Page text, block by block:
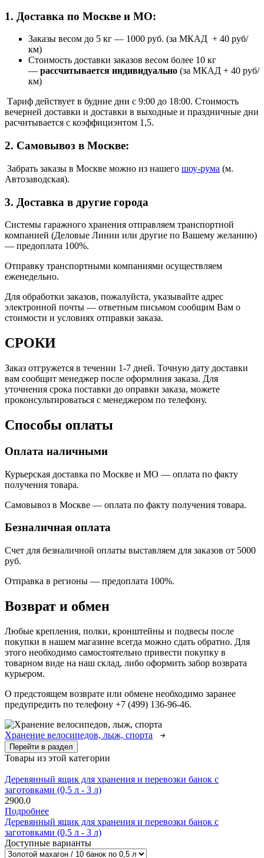
1. Доставка по Москве и МО:
Заказы весом до 5 кг — 1000 руб. (за МКАД + 40 руб/
км)
Стоимость доставки заказов весом более 10 кг
— рассчитывается индивидуально (за МКАД + 40 руб/
км)
Тариф действует в будние дни с 9:00 до 18:00. Стоимость
вечерней доставки и доставки в выходные и праздничные дни
расчитывается с коэффициэнтом 1,5.
2. Самовывоз в Москве:
Забрать заказы в Москве можно из нашего шоу-рума (м.
Автозаводская).
3. Доставка в другие города
Системы гаражного хранения отправляем транспортной
компанией (Деловые Линии или другие по Вашему желанию)
— предоплата 100%.
Отправку транспортными компаниями осуществляем
еженедельно.
Для обработки заказов, пожалуйста, указывайте адрес
электронной почты — ответным письмом сообщим Вам о
стоимости и условиях отправки заказа.
СРОКИ
Заказ отгружется в течении 1-7 дней. Точную дату доставки
вам сообщит менеджер после оформлния заказа. Для
уточнения срока поставки до оправки заказа, можете
проконсультироваться с менеджером по телефону.
Способы оплаты
Оплата наличными
Курьерская доставка по Москве и МО — оплата по факту
получения товара.
Самовывоз в Москве — оплата по факту получения товара.
Безналичная оплата
Счет для безналичной оплаты выставляем для заказов от 5000
руб.
Отправка в регионы — предоплата 100%.
Возврат и обмен
Любые крепления, полки, кронштейны и подвесы после
покупки в нашем магазине всегда можно сдать обратно. Для
этого необходимо самостоятельно привести покупку в
товарном виде на наш склад, либо оформить забор возврата
курьером.
О предстоящем возврате или обмене необходимо заранее
предупредить по телефону +7 (499) 136-96-46.
Хранение велосипедов, лыж, спорта
Перейти в раздел
Товары из этой категории
Деревянный ящик для хранения и перевозки банок с
заготовками (0,5 л - 3 л)
2900.0
Подробнее
Деревянный ящик для хранения и перевозки банок с
заготовками (0,5 л - 3 л)
Доступные варианты